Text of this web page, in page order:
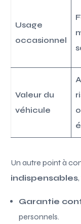
Usage
occasionnel
Valeur du
véhicule
Un autre point à
indispensables
Garantie
personnels.